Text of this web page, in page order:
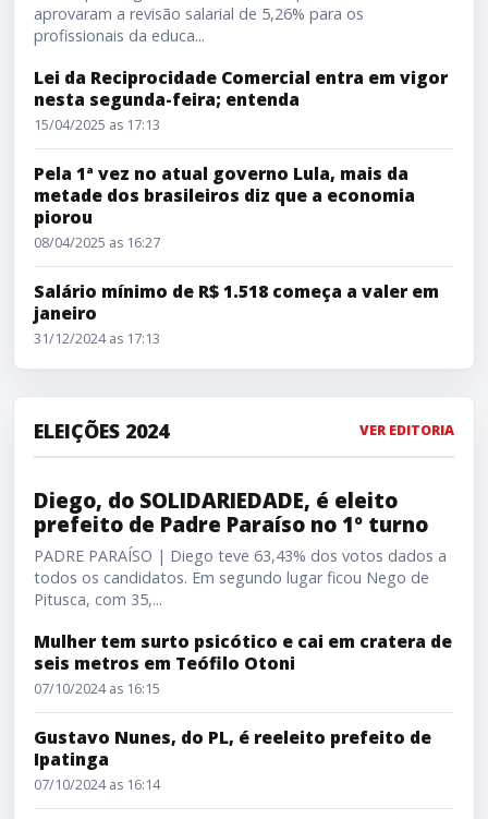
aprovaram a revisão salarial de 5,26% para os
profissionais da educa...
Lei da Reciprocidade Comercial entra em vigor
nesta segunda-feira; entenda
15/04/2025 as 17:13
Pela 1ª vez no atual governo Lula, mais da
metade dos brasileiros diz que a economia
piorou
08/04/2025 as 16:27
Salário mínimo de R$ 1.518 começa a valer em
janeiro
31/12/2024 as 17:13
ELEIÇÕES 2024 VER EDITORIA
Diego, do SOLIDARIEDADE, é eleito prefeito de Padre
Diego, do SOLIDARIEDADE, é eleito
prefeito de Padre Paraíso no 1º turno
PADRE PARAÍSO | Diego teve 63,43% dos votos dados a
todos os candidatos. Em segundo lugar ficou Nego de
Pitusca, com 35,...
Mulher tem surto psicótico e cai em cratera de
seis metros em Teófilo Otoni
07/10/2024 as 16:15
Gustavo Nunes, do PL, é reeleito prefeito de
Ipatinga
07/10/2024 as 16:14